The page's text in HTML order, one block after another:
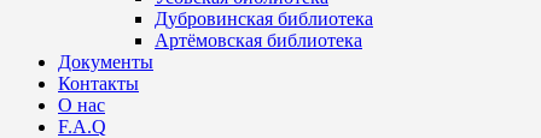
Дубровинская библиотека
Артёмовская библиотека
Документы
Контакты
О нас
F.A.Q